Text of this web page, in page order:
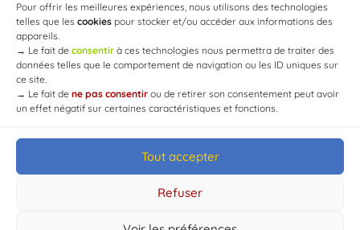
Pour offrir les meilleures expériences, nous utilisons des technologies
telles que les cookies pour stocker et/ou accéder aux informations des
appareils.
→ Le fait de consentir à ces technologies nous permettra de traiter des
données telles que le comportement de navigation ou les ID uniques sur
ce site.
→ Le fait de ne pas consentir ou de retirer son consentement peut avoir
un effet négatif sur certaines caractéristiques et fonctions.
Tout accepter
Refuser
© Mairie de Chaource [2004-2024] | Tous droits réservés.
Developed byWEB3-DESIGN